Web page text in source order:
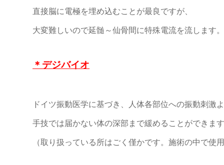
直接脳に電極を埋め込むことが最良ですが、
大変難しいので延髄～仙骨間に特殊電流を流します。
＊デジバイオ
ドイツ振動医学に基づき、人体各部位への振動刺激
手技では届かない体の深部まで緩めることができま
（取り扱っている所はごく僅かです。施術の中で使